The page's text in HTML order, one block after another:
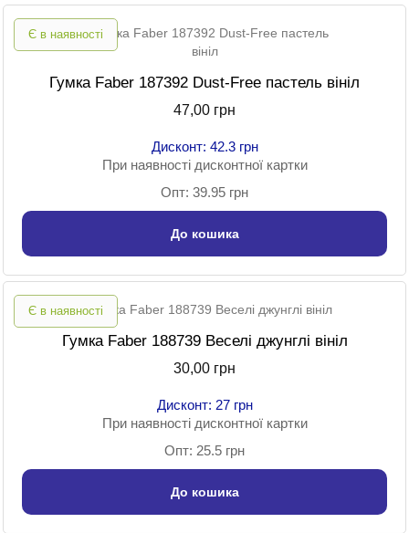
Є в наявності
Гумка Faber 187392 Dust-Free пастель вініл
47,00 грн
Дисконт: 42.3 грн
При наявності дисконтної картки
Опт: 39.95 грн
До кошика
Є в наявності
Гумка Faber 188739 Веселі джунглі вініл
30,00 грн
Дисконт: 27 грн
При наявності дисконтної картки
Опт: 25.5 грн
До кошика